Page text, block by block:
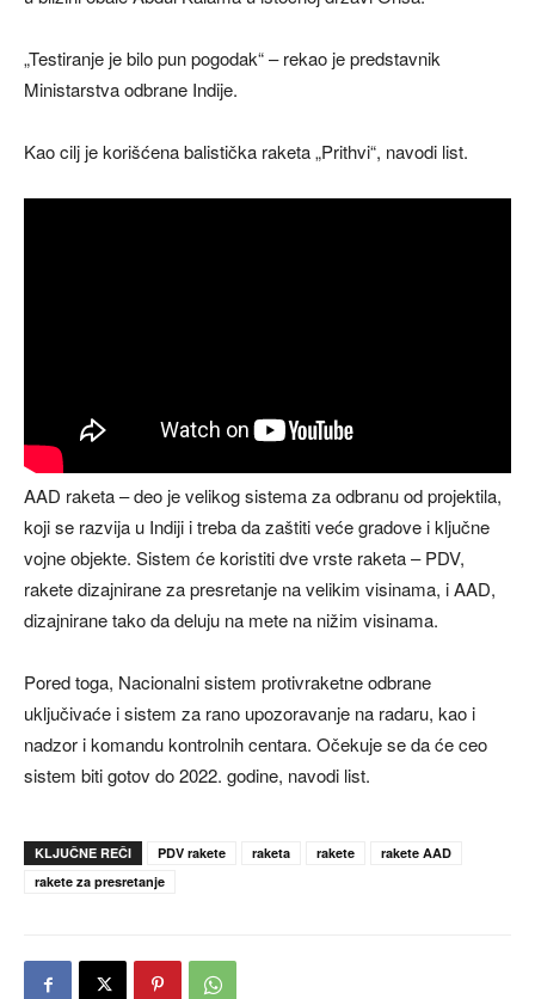
„Testiranje je bilo pun pogodak“ – rekao je predstavnik
Ministarstva odbrane Indije.
Kao cilj je korišćena balistička raketa „Prithvi“, navodi list.
AAD raketa – deo je velikog sistema za odbranu od projektila,
koji se razvija u Indiji i treba da zaštiti veće gradove i ključne
vojne objekte. Sistem će koristiti dve vrste raketa – PDV,
rakete dizajnirane za presretanje na velikim visinama, i AAD,
dizajnirane tako da deluju na mete na nižim visinama.
Pored toga, Nacionalni sistem protivraketne odbrane
uključivaće i sistem za rano upozoravanje na radaru, kao i
nadzor i komandu kontrolnih centara. Očekuje se da će ceo
sistem biti gotov do 2022. godine, navodi list.
KLJUČNE REČI PDV rakete raketa rakete
rakete AAD
rakete za presretanje